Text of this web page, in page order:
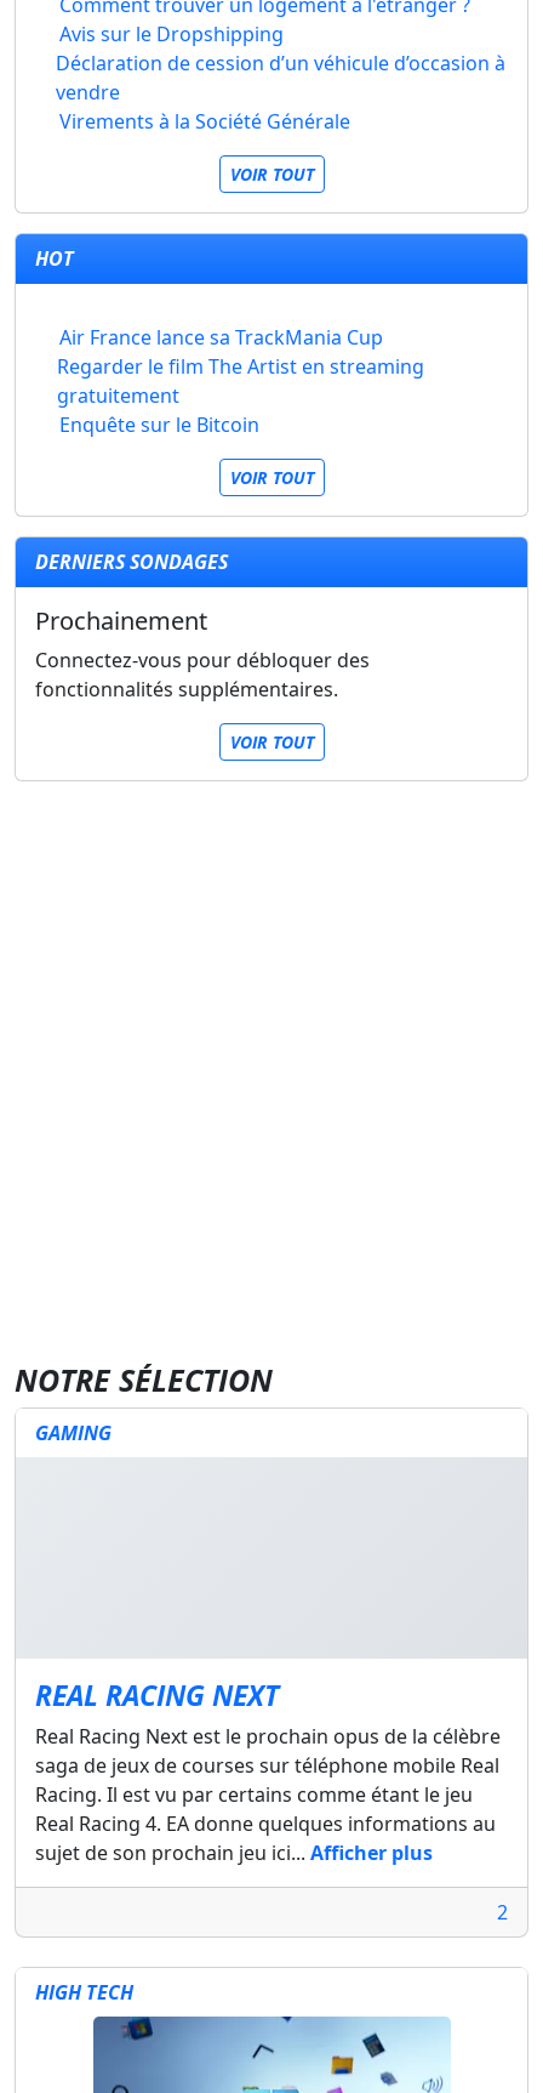
Avis sur le Dropshipping
Déclaration de cession d’un véhicule d’occasion à
vendre
Virements à la Société Générale
VOIR TOUT
HOT
Air France lance sa TrackMania Cup
Regarder le film The Artist en streaming
gratuitement
Enquête sur le Bitcoin
VOIR TOUT
DERNIERS SONDAGES
Prochainement
Connectez-vous pour débloquer des
fonctionnalités supplémentaires.
VOIR TOUT
NOTRE SÉLECTION
GAMING
REAL RACING NEXT
Real Racing Next est le prochain opus de la célèbre
saga de jeux de courses sur téléphone mobile Real
Racing. Il est vu par certains comme étant le jeu
Real Racing 4. EA donne quelques informations au
sujet de son prochain jeu ici... Afficher plus
2
HIGH TECH